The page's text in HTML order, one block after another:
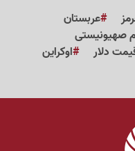
عربستان
صهیونیستی
دلار
اوکراین